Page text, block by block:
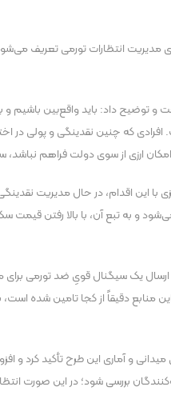
مدیریت انتظارات تورمی تعریف
و توضیح داد: باید واقع‌بین باشیم
ارزی از سوی دولت فراهم نباشد،
اقدام، در حال مدیریت نقدینگی
تبع آن، با بالا رفتن قیمت سکه،
یک سیگنال قویِ ضد تورمی
این منابع دقیقاً از کجا تامین
و آماری این طرح تأکید کرد و
بررسی شود؛ در این صورت